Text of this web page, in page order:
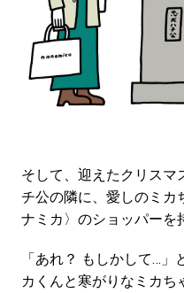
そして、迎えたクリスマ
チ公の隣に、愛しのミ
ナミカ〉のショッパーを
「あれ？ もしかして…
カくんと寒がりなミカち